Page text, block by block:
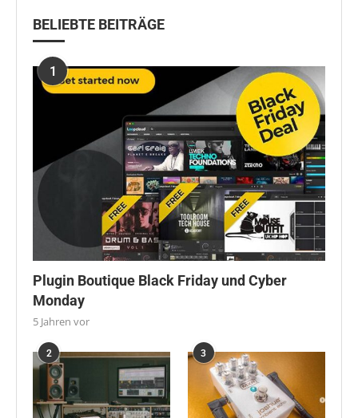
BELIEBTE BEITRÄGE
1
Plugin Boutique Black Friday und Cyber
Monday
5 Jahren vor
2 3